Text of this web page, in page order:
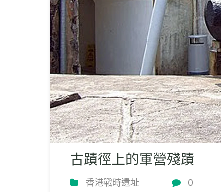
古蹟徑上的軍營殘蹟
香港戰時遺址 0